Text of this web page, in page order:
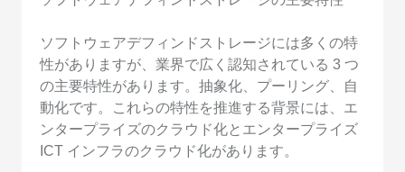
ソフトウェアデフィンドストレージには多くの特
性がありますが、業界で広く認知されている 3 つ
の主要特性があります。抽象化、プーリング、自
動化です。これらの特性を推進する背景には、エ
ンタープライズのクラウド化とエンタープライズ
ICT インフラのクラウド化があります。